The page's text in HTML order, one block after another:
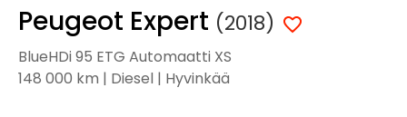
Peugeot Expert (2018)
BlueHDi 95 ETG Automaatti XS
148 000 km | Diesel | Hyvinkää